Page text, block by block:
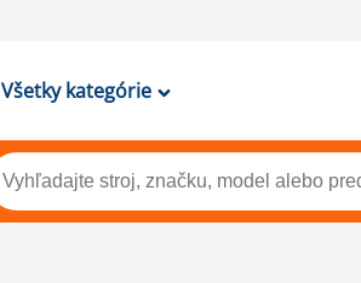
Všetky kategórie